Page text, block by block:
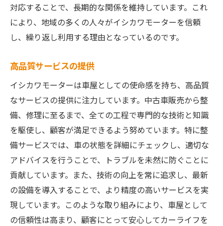
対応することで、長期的な関係を維持しています。これ
により、地域の多くの人々がイシカワモーターを信頼
し、繰り返し利用する理由となっているのです。
高品質サービスの提供
イシカワモーターは車屋としての使命感を持ち、高品質
なサービスの提供に注力しています。中古車販売から整
備、修理に至るまで、全ての工程で専門的な技術と知識
を駆使し、顧客が満足できるよう努めています。特に整
備サービスでは、車の状態を詳細にチェックし、適切な
アドバイスを行うことで、トラブルを未然に防ぐことに
貢献しています。また、技術の向上を常に追求し、最新
の設備を導入することで、より精度の高いサービスを実
現しています。このような取り組みにより、車屋として
の信頼性は高まり、顧客にとって安心してカーライフを